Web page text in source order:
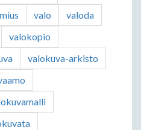
valo
valoda
valokopio
valokuva-arkisto